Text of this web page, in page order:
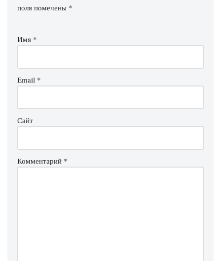
поля помечены *
Имя *
Email *
Сайт
Комментарий *